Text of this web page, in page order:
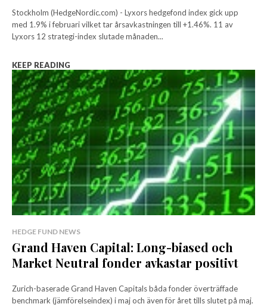
Stockholm (HedgeNordic.com) - Lyxors hedgefond index gick upp
med 1.9% i februari vilket tar årsavkastningen till +1.46%. 11 av
Lyxors 12 strategi-index slutade månaden...
KEEP READING
HEDGE FUND NEWS
Grand Haven Capital: Long-biased och
Market Neutral fonder avkastar positivt
Zurich-baserade Grand Haven Capitals båda fonder överträffade
benchmark (jämförelseindex) i maj och även för året tills slutet på maj.